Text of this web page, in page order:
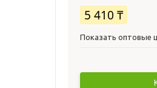
5 410 ₸
Показать оптовые